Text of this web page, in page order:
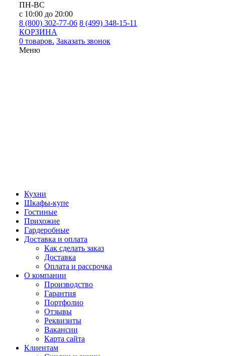
ПН-ВС
с 10:00 до 20:00
8 (800) 302-77-06 8 (499) 348-15-11
КОРЗИНА
0 товаров. Заказать звонок
Меню
Кухни
Шкафы-купе
Гостиные
Прихожие
Гардеробные
Доставка и оплата
Как сделать заказ
Доставка
Оплата и рассрочка
О компании
Производство
Гарантия
Портфолио
Отзывы
Реквизиты
Вакансии
Карта сайта
Клиентам